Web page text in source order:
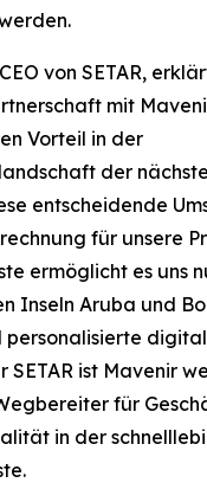
von SETAR,
mit
Vorteil in der
der
entscheidende
für unsere
ermöglicht es uns
Inseln Aruba und
personalisierte
SETAR ist Mavenir
für
in der